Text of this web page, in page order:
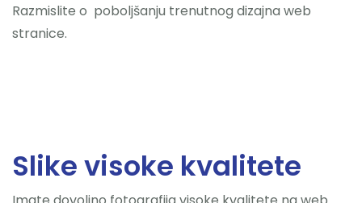
Razmislite o poboljšanju trenutnog dizajna web
stranice.
Slike visoke kvalitete